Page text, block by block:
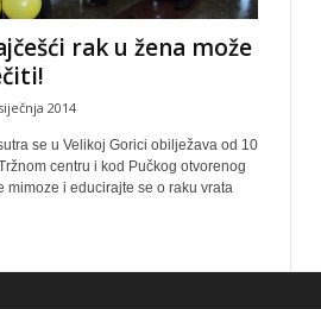
rak u žena može
2014
se u Velikoj Gorici obilježava od 10
centru i kod Pučkog otvorenog
mimoze i educirajte se o raku vrata